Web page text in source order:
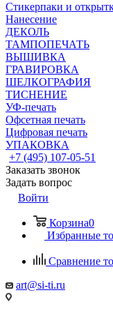
Стикерпаки и
Нанесение
ДЕКОЛЬ
ТАМПОПЕЧАТЬ
ВЫШИВКА
ГРАВИРОВКА
ШЕЛКОГРАФИЯ
ТИСНЕНИЕ
УФ-печать
Офсетная печать
Цифровая печать
УПАКОВКА
+7 (495) 107-05-51
Заказать звонок
Задать вопрос
Войти
Корзина0
Избранные
Сравнение
art@si-ti.ru